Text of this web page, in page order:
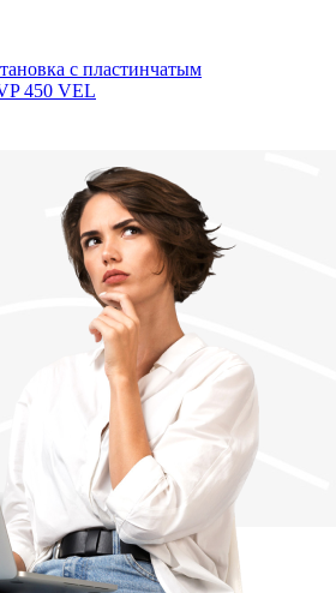
с пластинчатым
450 VEL